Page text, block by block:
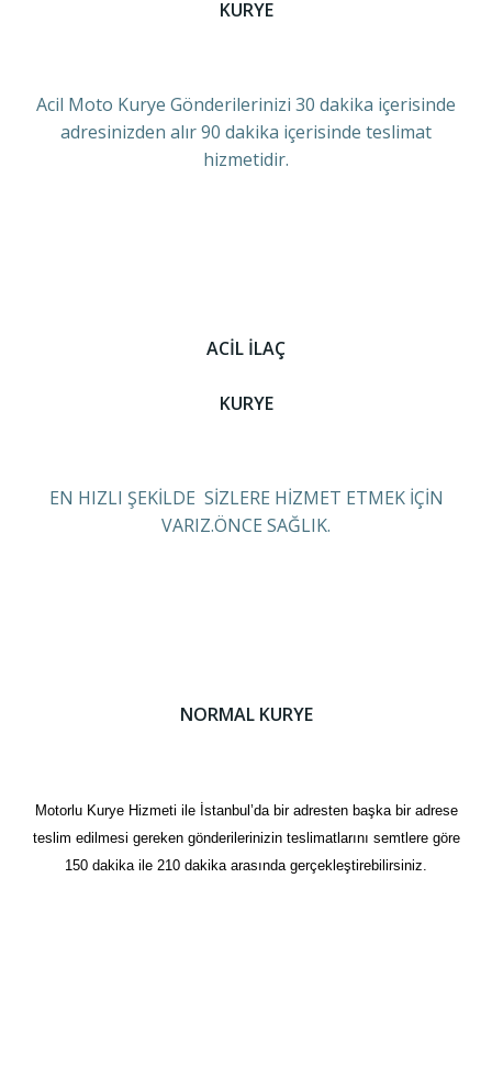
KURYE
Acil Moto Kurye Gönderilerinizi 30 dakika içerisinde
adresinizden alır 90 dakika içerisinde teslimat
hizmetidir.
ACİL İLAÇ
KURYE
EN HIZLI ŞEKİLDE SİZLERE HİZMET ETMEK İÇİN
VARIZ.ÖNCE SAĞLIK.
NORMAL KURYE
Motorlu Kurye Hizmeti ile İstanbul’da bir adresten başka bir adrese
teslim edilmesi gereken gönderilerinizin teslimatlarını semtlere göre
150 dakika ile 210 dakika arasında gerçekleştirebilirsiniz.